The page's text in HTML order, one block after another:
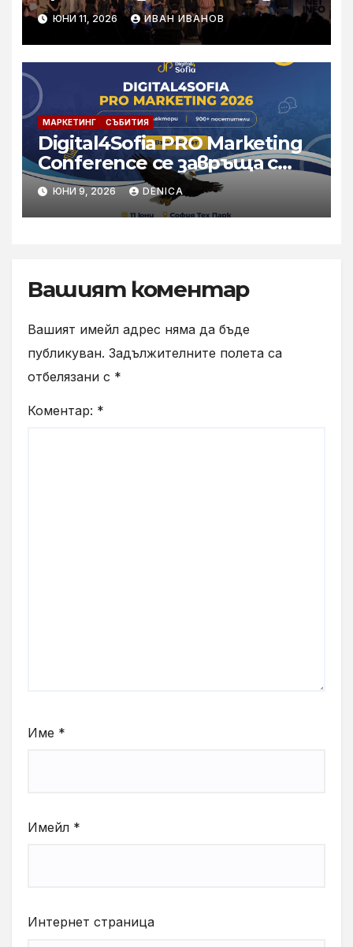
най-големия творчески
фестивал у нас, ФАРА 2026
ЮНИ 11, 2026 ИВАН ИВАНОВ
МАРКЕТИНГ СЪБИТИЯ
Digital4Sofia PRO Marketing
Conference се завръща с
най-силното си
международно издание до
момента
ЮНИ 9, 2026 DENICA
Вашият коментар
Вашият имейл адрес няма да бъде
публикуван. Задължителните полета са
отбелязани с *
Коментар: *
Име *
Имейл *
Интернет страница